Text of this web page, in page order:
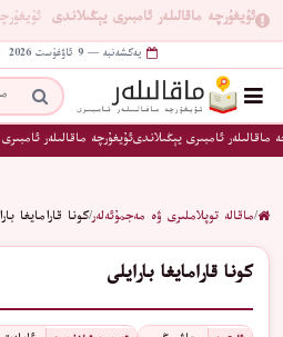
ئۇيغۇرچە ماقالىلەر ئامبىرى يېڭىلاندى
يەكشەنبە — 9 ئاۋغۇست 2026 | ھ 24 سەفەر 1448
ماقالىلەر ئامبىرى يېڭىلاندىئۇيغۇرچە ماقالىلەر
/ماقالە توپلاملىرى ۋە مەجمۇئەلەر/كونا قارامايغا
كونا قارامايغا بارايلى